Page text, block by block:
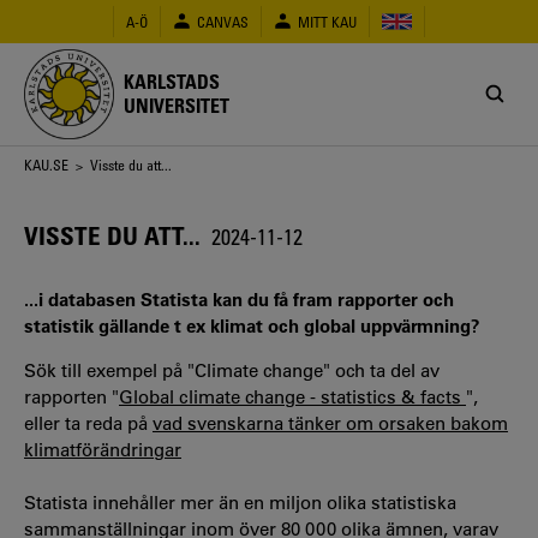
huvudinnehåll
A-Ö CANVAS MITT KAU
KARLSTADS
UNIVERSITET
Länkstig
KAU.SE > Visste du att...
VISSTE DU ATT... 2024-11-12
...i databasen Statista kan du få fram rapporter och
statistik gällande t ex klimat och global uppvärmning?
Sök till exempel på "Climate change" och ta del av
rapporten "Global climate change - statistics & facts ",
eller ta reda på vad svenskarna tänker om orsaken bakom
klimatförändringar
Statista innehåller mer än en miljon olika statistiska
sammanställningar inom över 80 000 olika ämnen, varav